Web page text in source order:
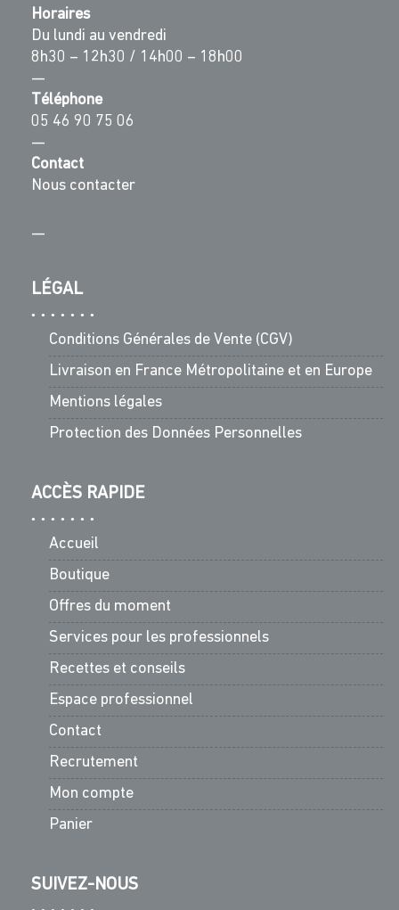
Horaires
Du lundi au vendredi
8h30 – 12h30 / 14h00 – 18h00
—
Téléphone
05 46 90 75 06
—
Contact
Nous contacter
—
LÉGAL
Conditions Générales de Vente (CGV)
Livraison en France Métropolitaine et en Europe
Mentions légales
Protection des Données Personnelles
ACCÈS RAPIDE
Accueil
Boutique
Offres du moment
Services pour les professionnels
Recettes et conseils
Espace professionnel
Contact
Recrutement
Mon compte
Panier
SUIVEZ-NOUS